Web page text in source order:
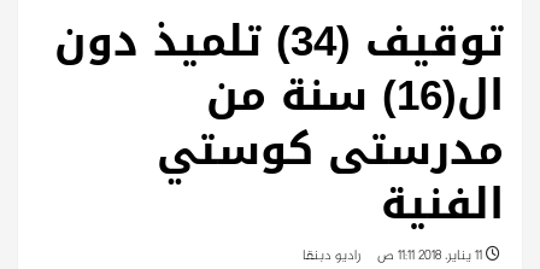
توقيف (34) تلميذ دون
ال(16) سنة من
مدرستى كوستي
الفنية
راديو دبنقا